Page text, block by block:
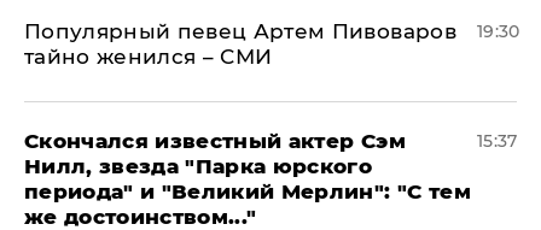
Популярный певец Артем Пивоваров
тайно женился – СМИ
19:30
Скончался известный актер Сэм
Нилл, звезда "Парка юрского
периода" и "Великий Мерлин": "С тем
же достоинством..."
15:37